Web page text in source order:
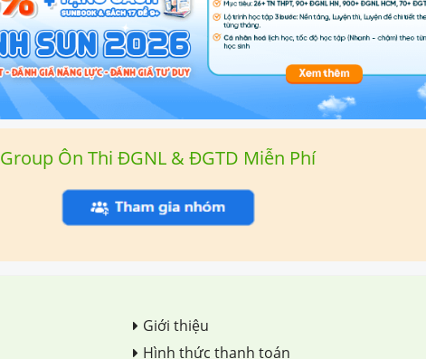
Group Ôn Thi ĐGNL & ĐGTD Miễn Phí
Giới thiệu
Hình thức thanh toán